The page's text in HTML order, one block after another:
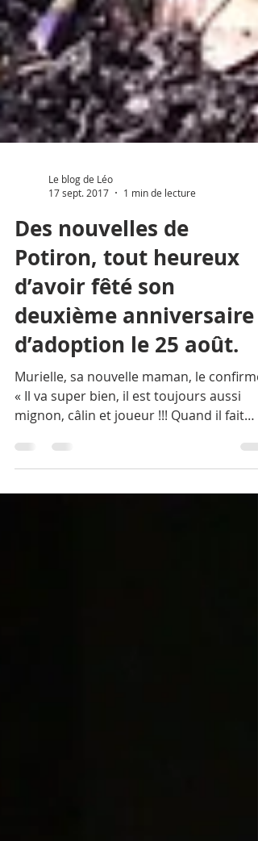
17 sept. 2017
1 min de lecture
Des nouvelles de
Potiron, tout heureux
d’avoir fêté son
deuxième anniversaire
d’adoption le 25 août.
Murielle, sa nouvelle maman, le confirme
mignon, câlin et joueur !!! Quand il fait
beau, il...